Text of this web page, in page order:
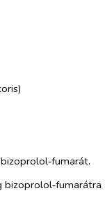
bizoprolol‑fumarátra